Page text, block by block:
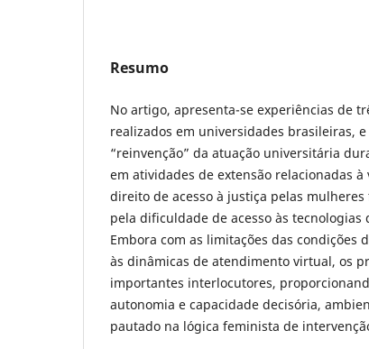
Resumo
No artigo, apresenta-se experiências de
realizados em universidades brasileiras,
“reinvenção” da atuação universitária
em atividades de extensão relacionadas
direito de acesso à justiça pelas
pela dificuldade de acesso às tecnologias
Embora com as limitações das condições
às dinâmicas de atendimento virtual, os
importantes interlocutores,
autonomia e capacidade decisória,
pautado na lógica feminista de